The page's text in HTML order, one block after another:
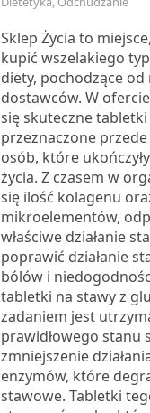
Sklep Życia to
kupić wszelakiego
diety, pochodzące od
dostawców. W
się skuteczne tabletki
przeznaczone
osób, które
życia. Z czasem w
się ilość kolagenu
mikroelementów,
właściwe działanie
poprawić działanie
bólów i
tabletki na stawy z
zadaniem jest
prawidłowego stanu
zmniejszenie
enzymów, które
stawowe. Tabletki